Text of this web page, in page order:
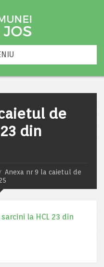
de
din
Anexa nr 9 la caietul de
la HCL 23 din